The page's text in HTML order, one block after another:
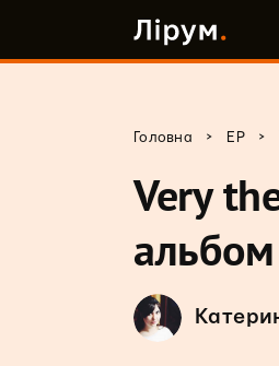
Головна > EP >
Very
альбом